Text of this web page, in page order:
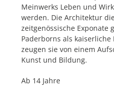
Meinwerks Leben und
werden. Die Architektur
zeitgenössische Exponate
Paderborns als
zeugen sie von einem
Kunst und Bildung.
Ab 14 Jahre